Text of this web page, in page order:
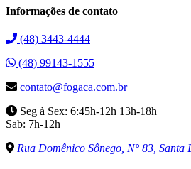
Informações de contato
(48) 3443-4444
(48) 99143-1555
contato@fogaca.com.br
Seg à Sex: 6:45h-12h 13h-18h
Sab: 7h-12h
Rua Domênico Sônego, N° 83,